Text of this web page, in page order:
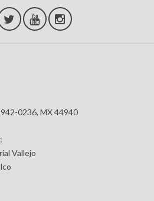
0236, MX 44940
Vallejo